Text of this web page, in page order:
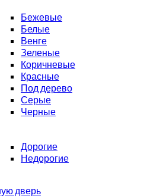
Бежевые
Белые
Венге
Зеленые
Коричневые
Красные
Под дерево
Серые
Черные
Дорогие
Недорогие
дверь